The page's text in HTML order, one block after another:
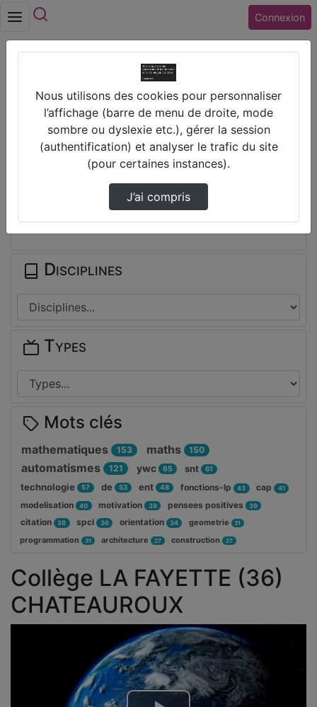
Connexion
Collège LA FAYETTE (36) CHATEAUROUX
Lf Info : Emission Spéciale Développement Du…
Collège LA FAYETTE (36)
CHATEAUROUX
Prendre des notes
Il n'y a pas de note disponible pour vous pour cette vidéo.
Connectez-vous pour en créer une nouvelle.
Disciplines
Types
Mots clés
mathematiques 153 maths 150
automatismes 121 ywc 65 snt 61
technologie 57 de 53 ent 48 fonctions-lp 43 cap 41
modelisation 40 motivation 39 pensees positives 39
citation 38 spcl 36 orientation 34 geometrie 31
programmation 31 architecture 27 construction 27
Nous utilisons des cookies pour personnaliser
l’affichage (barre de menu de droite, mode
sombre ou dyslexie etc.), gérer la session
(authentification) et analyser le trafic du site
(pour certaines instances).
J’ai compris